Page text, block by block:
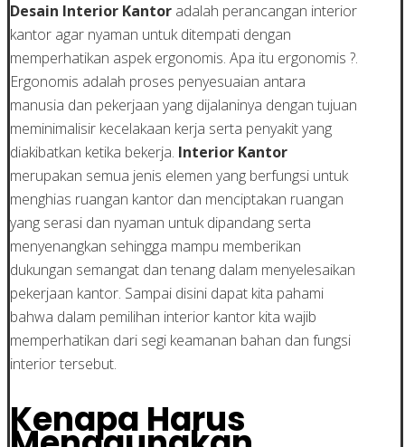
Desain Interior Kantor adalah perancangan interior
kantor agar nyaman untuk ditempati dengan
memperhatikan aspek ergonomis. Apa itu ergonomis ?.
Ergonomis adalah proses penyesuaian antara
manusia dan pekerjaan yang dijalaninya dengan tujuan
meminimalisir kecelakaan kerja serta penyakit yang
diakibatkan ketika bekerja. Interior Kantor
merupakan semua jenis elemen yang berfungsi untuk
menghias ruangan kantor dan menciptakan ruangan
yang serasi dan nyaman untuk dipandang serta
menyenangkan sehingga mampu memberikan
dukungan semangat dan tenang dalam menyelesaikan
pekerjaan kantor. Sampai disini dapat kita pahami
bahwa dalam pemilihan interior kantor kita wajib
memperhatikan dari segi keamanan bahan dan fungsi
interior tersebut.
Kenapa Harus